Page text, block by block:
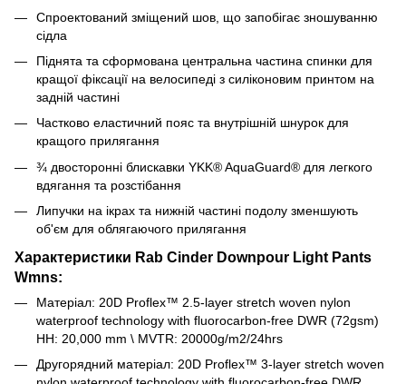
Спроектований зміщений шов, що запобігає зношуванню
сідла
Піднята та сформована центральна частина спинки для
кращої фіксації на велосипеді з силіконовим принтом на
задній частині
Частково еластичний пояс та внутрішній шнурок для
кращого прилягання
¾ двосторонні блискавки YKK® AquaGuard® для легкого
вдягання та розстібання
Липучки на ікрах та нижній частині подолу зменшують
об'єм для облягаючого прилягання
Характеристики Rab Cinder Downpour Light Pants
Wmns:
Матеріал: 20D Proflex™ 2.5-layer stretch woven nylon
waterproof technology with fluorocarbon-free DWR (72gsm)
HH: 20,000 mm \ MVTR: 20000g/m2/24hrs
Другорядний матеріал: 20D Proflex™ 3-layer stretch woven